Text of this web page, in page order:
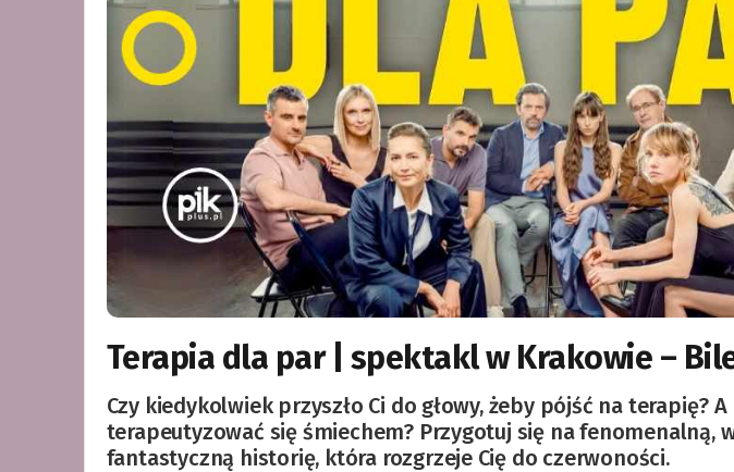
Terapia dla par | spektakl w Krakowie –
Czy kiedykolwiek przyszło Ci do głowy, żeby pójść na terapię?
terapeutyzować się śmiechem? Przygotuj się na fenomenalną,
fantastyczną historię, która rozgrzeje Cię do czerwoności.